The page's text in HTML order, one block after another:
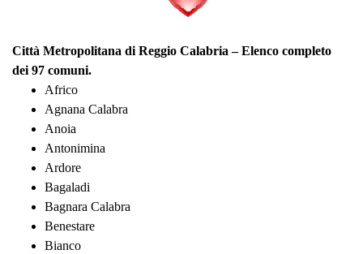
Città Metropolitana di Reggio Calabria – Elenco completo
dei 97 comuni.
Africo
Agnana Calabra
Anoia
Antonimina
Ardore
Bagaladi
Bagnara Calabra
Benestare
Bianco